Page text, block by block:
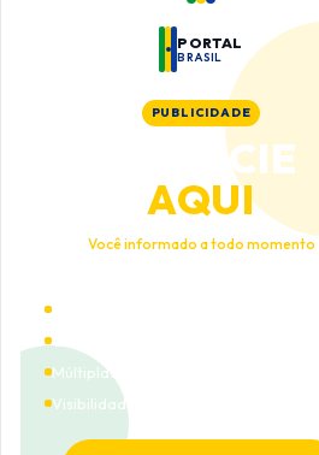
PORTAL
BRASIL
PUBLICIDADE
ANUNCIE
AQUI
Você informado a todo momento
Múltiplas categorias
Visibilidade premium